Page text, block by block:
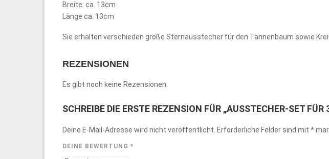
Breite: ca. 13cm
Länge ca. 13cm
Sie erhalten verschieden große Sternausstecher für den Tannenbaum sowie
REZENSIONEN
Es gibt noch keine Rezensionen.
SCHREIBE DIE ERSTE REZENSION FÜR „AUSSTECHER-SET
Deine E-Mail-Adresse wird nicht veröffentlicht. Erforderliche Felder sind mit *
DEINE BEWERTUNG *